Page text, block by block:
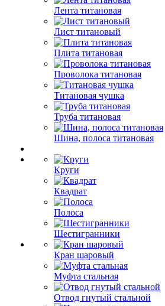
Лента титановая
Лист титановый
Плита титановая
Проволока титановая
Титановая чушка
Труба титановая
Шина, полоса титановая
Круги
Квадрат
Полоса
Шестигранники
Кран шаровый
Муфта стальная
Отвод гнутый стальной